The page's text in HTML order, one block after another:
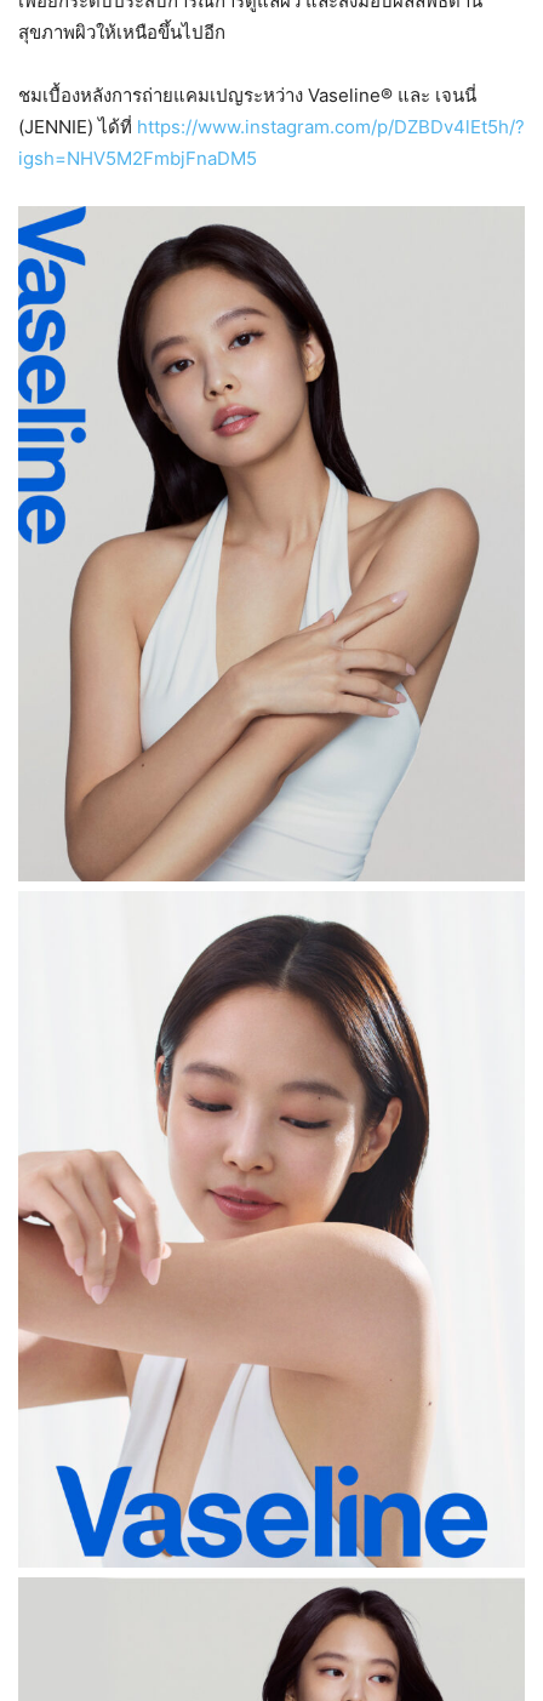
สุขภาพผิวให้เหนือขึ้นไปอีก
ชมเบื้องหลังการถ่ายแคมเปญระหว่าง Vaseline® และ เจนนี่
(JENNIE) ได้ที่ https://www.instagram.com/p/DZBDv4lEt5h/?
igsh=NHV5M2FmbjFnaDM5